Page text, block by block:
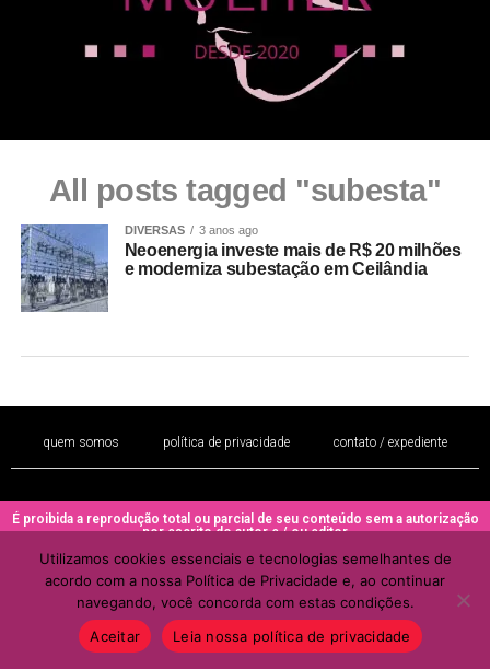
All posts tagged "subesta"
DIVERSAS 3 anos ago
Neoenergia investe mais de R$ 20 milhões
e moderniza subestação em Ceilândia
quem somos política de privacidade contato / expediente
É proibida a reprodução total ou parcial de seu conteúdo sem a autorização
por escrito do autor e / ou editor
Copyright © 2022 - Todos os direitos reservados ao PORTAL BRAZIL
MULHER
Utilizamos cookies essenciais e tecnologias semelhantes de
acordo com a nossa Política de Privacidade e, ao continuar
navegando, você concorda com estas condições.
Aceitar
Leia nossa política de privacidade